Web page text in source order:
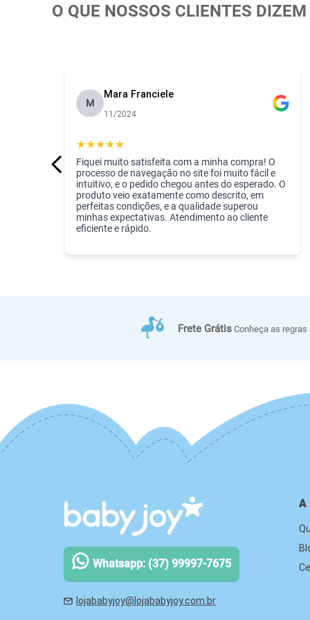
O QUE NOSSOS CLIENTES DIZEM
M
Mara Franciele
11/2024
★★★★★
Fiquei muito satisfeita com a minha compra! O
processo de navegação no site foi muito fácil e
intuitivo, e o pedido chegou antes do esperado. O
produto veio exatamente como descrito, em
perfeitas condições, e a qualidade superou
minhas expectativas. Atendimento ao cliente
eficiente e rápido.
Frete Grátis Conheça as regras
Whatsapp: (37) 99997-7675
lojababyjoy@lojababyjoy.com.br
A